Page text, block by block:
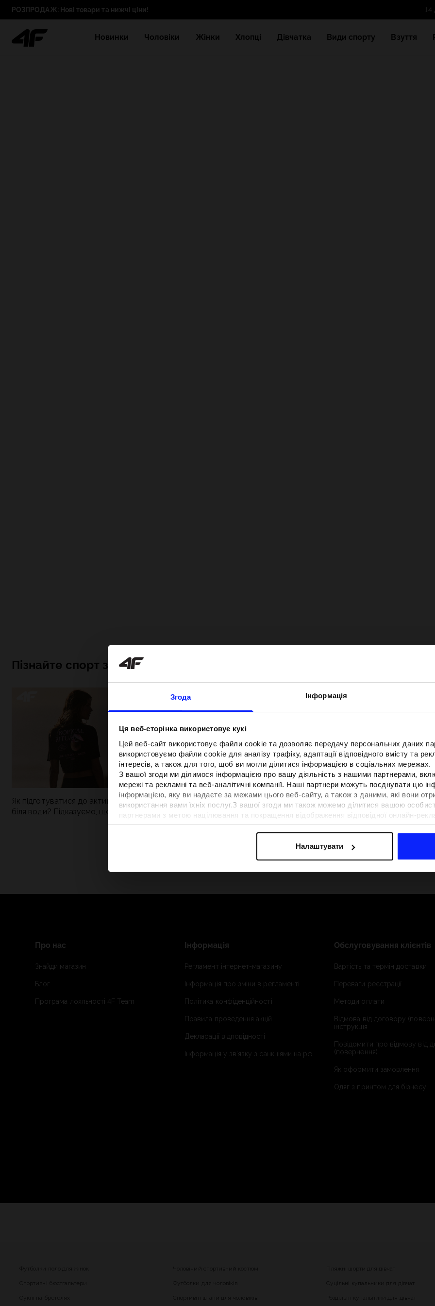
Згода Інформація
Ця веб-сторінка використовує кукі
Цей веб-сайт використовує файли cookie та дозволяє передачу персональних даних
використовуємо файли cookie для аналізу трафіку, адаптації відповідного вмісту та
інтересів, а також для того, щоб ви могли ділитися інформацією в соціальних мережах.
З вашої згоди ми ділимося інформацією про вашу діяльність з нашими партнерами,
мережі та рекламні та веб-аналітичні компанії. Наші партнери можуть поєднувати цю
інформацією, яку ви надаєте за межами цього веб-сайту, а також з даними, які вони
використання вами їхніх послуг.З вашої згоди ми також можемо ділитися вашою
партнерами з метою націлювання та покращення відображення відповідної онлайн-
відповідності вмісту та вдосконалення рішень, які пропонують наші партнери
Детальну інформацію можна знайти в нашійПолітиці конфіденційностіта в розділі
Налаштувати
РОЗПРОДАЖ: Нові товари та нижчі ціни!
Новинки Чоловіки Жінки Хлопці Дівчатка Види спорту Взуття
Пізнайте спорт зсередини
Як підготуватися до активного дня
біля води? Підказуємо, що зібрати до
Нова колекція 4F для тенісу та
паделу. Спортивна функціональність
поєднується із сучасним стилем
Образи на фестиваль. Як
на музичні фестивалі?
Про нас
Знайди магазин
Блог
Програма лояльності 4F Team
Інформація
Регламент інтернет-магазину
Інформація про зміни в регламенті
Політика конфіденційності
Правила проведення акцій
Декларації відповідності
Інформація у зв'язку з санкціями на рф
Обслуговування клієнтів
Вартість та термін доставки
Переваги реєстрації
Методи оплати
Відмова від договору
інструкція
Повідомити про відмову від
(повернення)
Як оформити замовлення
Одяг з принтом для бізнесу